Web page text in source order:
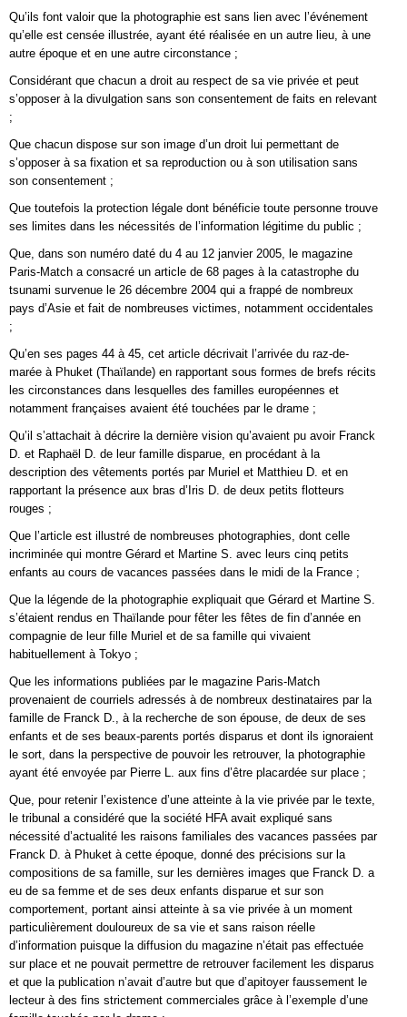
Qu’ils font valoir que la photographie est sans lien avec l’événement
qu’elle est censée illustrée, ayant été réalisée en un autre lieu, à une
autre époque et en une autre circonstance ;
Considérant que chacun a droit au respect de sa vie privée et peut
s’opposer à la divulgation sans son consentement de faits en relevant
;
Que chacun dispose sur son image d’un droit lui permettant de
s’opposer à sa fixation et sa reproduction ou à son utilisation sans
son consentement ;
Que toutefois la protection légale dont bénéficie toute personne trouve
ses limites dans les nécessités de l’information légitime du public ;
Que, dans son numéro daté du 4 au 12 janvier 2005, le magazine
Paris-Match a consacré un article de 68 pages à la catastrophe du
tsunami survenue le 26 décembre 2004 qui a frappé de nombreux
pays d’Asie et fait de nombreuses victimes, notamment occidentales
;
Qu’en ses pages 44 à 45, cet article décrivait l’arrivée du raz-de-
marée à Phuket (Thaïlande) en rapportant sous formes de brefs récits
les circonstances dans lesquelles des familles européennes et
notamment françaises avaient été touchées par le drame ;
Qu’il s’attachait à décrire la dernière vision qu’avaient pu avoir Franck
D. et Raphaël D. de leur famille disparue, en procédant à la
description des vêtements portés par Muriel et Matthieu D. et en
rapportant la présence aux bras d’Iris D. de deux petits flotteurs
rouges ;
Que l’article est illustré de nombreuses photographies, dont celle
incriminée qui montre Gérard et Martine S. avec leurs cinq petits
enfants au cours de vacances passées dans le midi de la France ;
Que la légende de la photographie expliquait que Gérard et Martine S.
s’étaient rendus en Thaïlande pour fêter les fêtes de fin d’année en
compagnie de leur fille Muriel et de sa famille qui vivaient
habituellement à Tokyo ;
Que les informations publiées par le magazine Paris-Match
provenaient de courriels adressés à de nombreux destinataires par la
famille de Franck D., à la recherche de son épouse, de deux de ses
enfants et de ses beaux-parents portés disparus et dont ils ignoraient
le sort, dans la perspective de pouvoir les retrouver, la photographie
ayant été envoyée par Pierre L. aux fins d’être placardée sur place ;
Que, pour retenir l’existence d’une atteinte à la vie privée par le texte,
le tribunal a considéré que la société HFA avait expliqué sans
nécessité d’actualité les raisons familiales des vacances passées par
Franck D. à Phuket à cette époque, donné des précisions sur la
compositions de sa famille, sur les dernières images que Franck D. a
eu de sa femme et de ses deux enfants disparue et sur son
comportement, portant ainsi atteinte à sa vie privée à un moment
particulièrement douloureux de sa vie et sans raison réelle
d’information puisque la diffusion du magazine n’était pas effectuée
sur place et ne pouvait permettre de retrouver facilement les disparus
et que la publication n’avait d’autre but que d’apitoyer faussement le
lecteur à des fins strictement commerciales grâce à l’exemple d’une